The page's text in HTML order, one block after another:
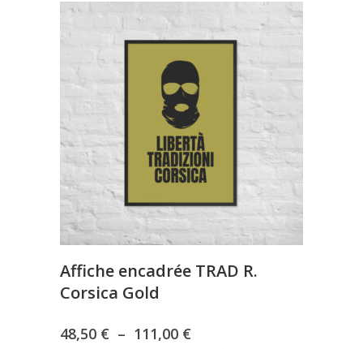
111,00 €
plusieurs
variations.
Les
options
peuvent
choisies
du
produit
Affiche encadrée TRAD R.
Corsica Gold
48,50 € – 111,00 €Plage